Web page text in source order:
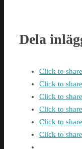
Dela
Click to
Click to
Click to
Click to
Click to
Click to